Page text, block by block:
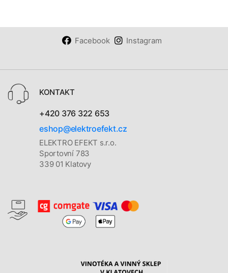
Facebook Instagram
KONTAKT
+420 376 322 653
eshop@elektroefekt.cz
ELEKTRO EFEKT s.r.o.
Sportovní 783
339 01 Klatovy